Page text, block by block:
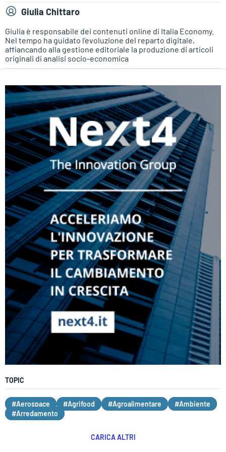
Giulia Chittaro
Giulia è responsabile dei contenuti online di Italia Economy.
Nel tempo ha guidato l’evoluzione del reparto digitale,
affiancando alla gestione editoriale la produzione di articoli
originali di analisi socio-economica
TOPIC
#Aerospace #Agrifood #Agroalimentare
#Ambiente
#Arredamento
CARICA ALTRI